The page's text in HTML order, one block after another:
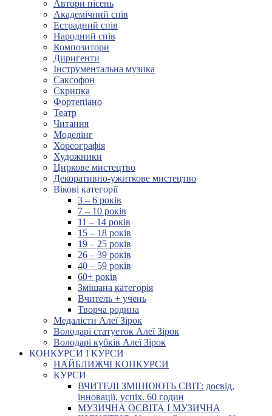
Автори пісень
Академічний спів
Естрадний спів
Народний спів
Композитори
Диригенти
Інструментальна музика
Саксофон
Скрипка
Фортепіано
Театр
Читання
Моделінг
Хореографія
Художники
Циркове мистецтво
Декоративно-ужиткове мистецтво
Вікові категорії
3 – 6 років
7 – 10 років
11 – 14 років
15 – 18 років
19 – 25 років
26 – 39 років
40 – 59 років
60+ років
Змішана категорія
Вчитель + учень
Творча родина
Медалісти Алеї Зірок
Володарі статуеток Алеї Зірок
Володарі кубків Алеї Зірок
КОНКУРСИ І КУРСИ
НАЙБЛИЖЧІ КОНКУРСИ
КУРСИ
ВЧИТЕЛІ ЗМІНЮЮТЬ СВІТ: досвід,
інновації, успіх. 60 годин
МУЗИЧНА ОСВІТА І МУЗИЧНА